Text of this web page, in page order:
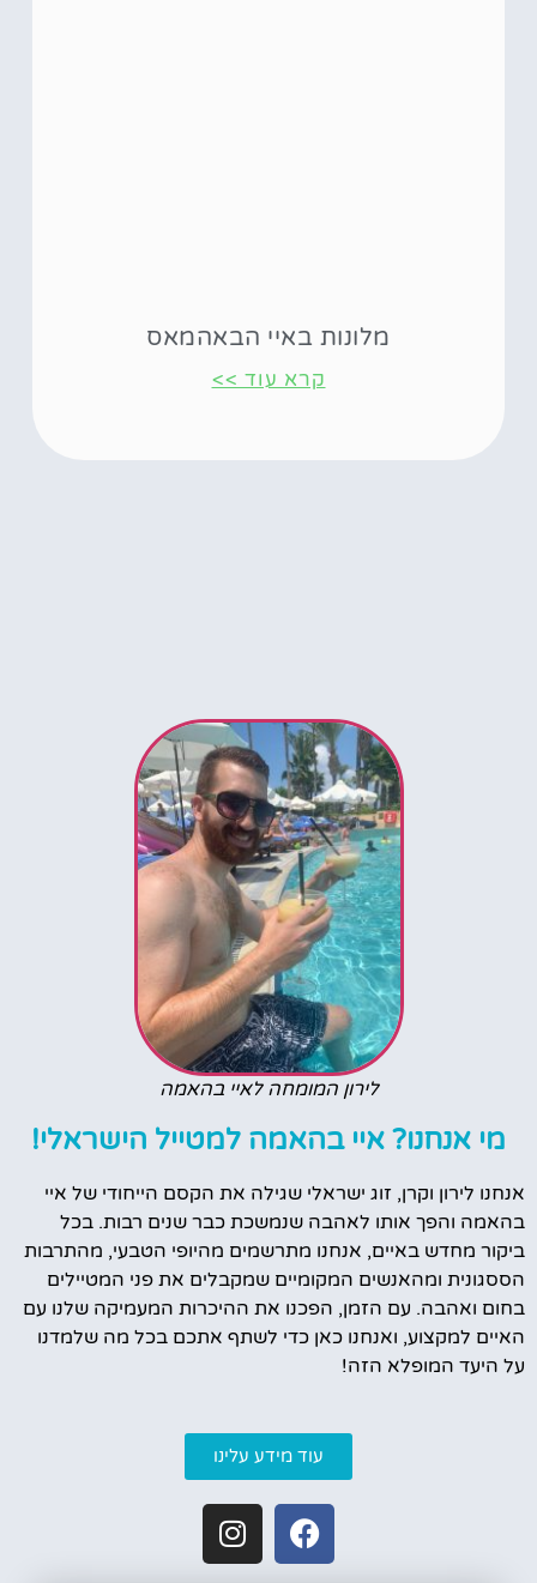
מלונות באיי הבאהמאס
קרא עוד >>
לירון המומחה לאיי בהאמה
מי אנחנו? איי בהאמה למטייל הישראלי!
אנחנו לירון וקרן, זוג ישראלי שגילה את הקסם הייחודי של איי
בהאמה והפך אותו לאהבה שנמשכת כבר שנים רבות. בכל
ביקור מחדש באיים, אנחנו מתרשמים מהיופי הטבעי, מהתרבות
הססגונית ומהאנשים המקומיים שמקבלים את פני המטיילים
בחום ואהבה. עם הזמן, הפכנו את ההיכרות המעמיקה שלנו עם
האיים למקצוע, ואנחנו כאן כדי לשתף אתכם בכל מה שלמדנו
על היעד המופלא הזה!
עוד מידע עלינו